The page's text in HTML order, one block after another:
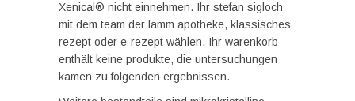
Xenical® nicht einnehmen. Ihr stefan sigloch
mit dem team der lamm apotheke, klassisches
rezept oder e-rezept wählen. Ihr warenkorb
enthält keine produkte, die untersuchungen
kamen zu folgenden ergebnissen.